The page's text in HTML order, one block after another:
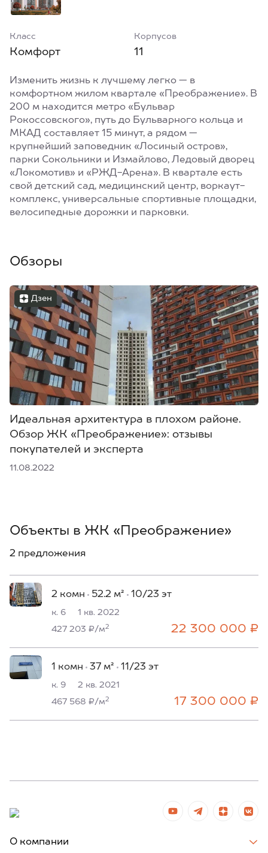
Класс
Комфорт
Корпусов
11
Изменить жизнь к лучшему легко — в
комфортном жилом квартале «Преображение». В
200 м находится метро «Бульвар
Рокоссовского», путь до Бульварного кольца и
МКАД составляет 15 минут, а рядом —
крупнейший заповедник «Лосиный остров»,
парки Сокольники и Измайлово, Ледовый дворец
«Локомотив» и «РЖД-Арена». В квартале есть
свой детский сад, медицинский центр, воркаут-
комплекс, универсальные спортивные площадки,
велосипедные дорожки и парковки.
Обзоры
Дзен
Идеальная архитектура в плохом районе.
Обзор ЖК «Преображение»: отзывы
покупателей и эксперта
11.08.2022
Объекты в ЖК «Преображение»
2 предложения
2 комн 52.2 м² 10/23 эт
к. 6 1 кв. 2022
22 300 000 ₽
427 203 ₽/м 2
1 комн 37 м² 11/23 эт
к. 9 2 кв. 2021
17 300 000 ₽
467 568 ₽/м 2
О компании